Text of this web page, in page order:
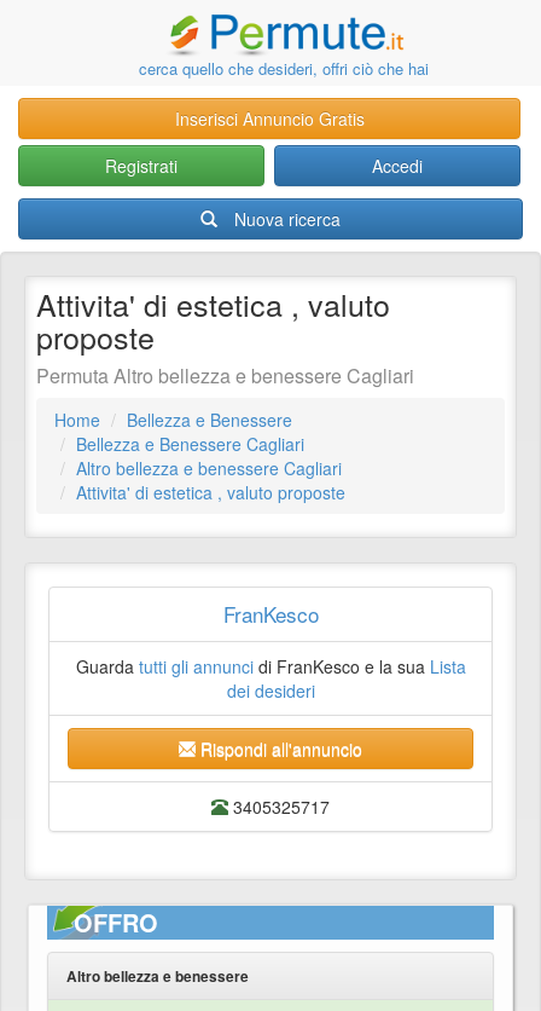
cerca quello che desideri, offri ciò che hai
Inserisci Annuncio Gratis
Registrati
Accedi
Nuova ricerca
Attivita' di estetica , valuto
proposte
Permuta Altro bellezza e benessere Cagliari
Home
Bellezza e Benessere
Bellezza e Benessere Cagliari
Altro bellezza e benessere Cagliari
Attivita' di estetica , valuto proposte
FranKesco
Guarda tutti gli annuncidi FranKesco e la sua Lista
dei desideri
Rispondi all'annuncio
3405325717
OFFRO
Altro bellezza e benessere